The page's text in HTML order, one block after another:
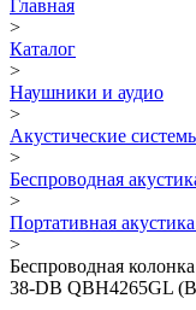
Главная
>
Каталог
>
Наушники и аудио
>
Акустические
>
Беспроводная
>
Портативная
>
Беспроводная
38-DB QBH4265GL